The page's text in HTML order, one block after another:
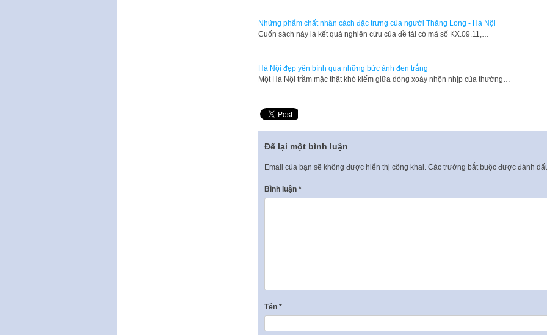
Những phẩm chất nhân cách đặc trưng của người Thăng Long - Hà Nội
​Cuốn sách này là kết quả nghiên cứu của đề tài có mã số KX.09.11,…
Hà Nội đẹp yên bình qua những bức ảnh đen trắng
Một Hà Nội trầm mặc thật khó kiếm giữa dòng xoáy nhộn nhịp của thường…
Để lại một bình luận
Email của bạn sẽ không được hiển thị công khai. Các trường bắt buộc được đánh
Bình luận *
Tên *